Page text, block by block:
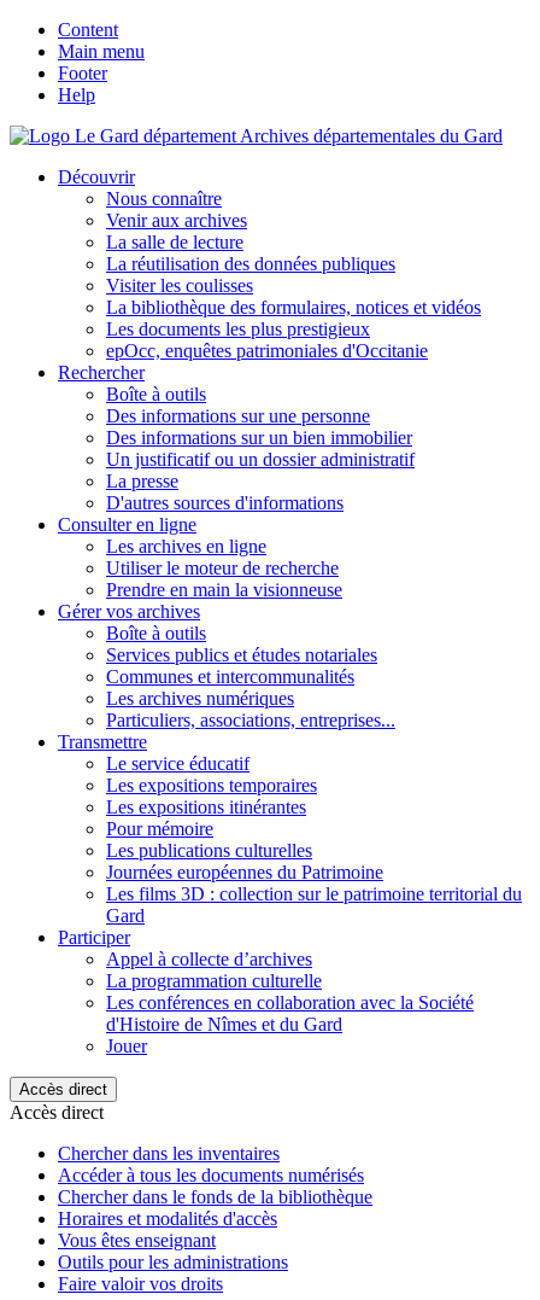
Content
Main menu
Footer
Help
Archives départementales du Gard
Découvrir
Nous connaître
Venir aux archives
La salle de lecture
La réutilisation des données publiques
Visiter les coulisses
La bibliothèque des formulaires, notices et vidéos
Les documents les plus prestigieux
epOcc, enquêtes patrimoniales d'Occitanie
Rechercher
Boîte à outils
Des informations sur une personne
Des informations sur un bien immobilier
Un justificatif ou un dossier administratif
La presse
D'autres sources d'informations
Consulter en ligne
Les archives en ligne
Utiliser le moteur de recherche
Prendre en main la visionneuse
Gérer vos archives
Boîte à outils
Services publics et études notariales
Communes et intercommunalités
Les archives numériques
Particuliers, associations, entreprises...
Transmettre
Le service éducatif
Les expositions temporaires
Les expositions itinérantes
Pour mémoire
Les publications culturelles
Journées européennes du Patrimoine
Les films 3D : collection sur le patrimoine territorial du
Gard
Participer
Appel à collecte d’archives
La programmation culturelle
Les conférences en collaboration avec la Société
d'Histoire de Nîmes et du Gard
Jouer
Accès direct
Accès direct
Chercher dans les inventaires
Accéder à tous les documents numérisés
Chercher dans le fonds de la bibliothèque
Horaires et modalités d'accès
Vous êtes enseignant
Outils pour les administrations
Faire valoir vos droits